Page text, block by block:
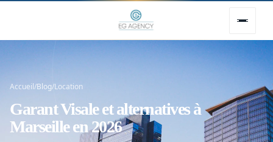
Accueil/Blog/Location
Garant Visale et alternatives à
Marseille en 2026